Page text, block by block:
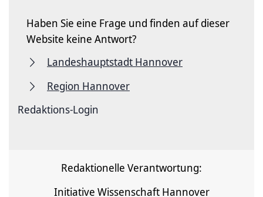
Haben Sie eine Frage und finden auf dieser
Website keine Antwort?
Landeshauptstadt Hannover
Region Hannover
Redaktions-Login
Redaktionelle Verantwortung:
Initiative Wissenschaft Hannover